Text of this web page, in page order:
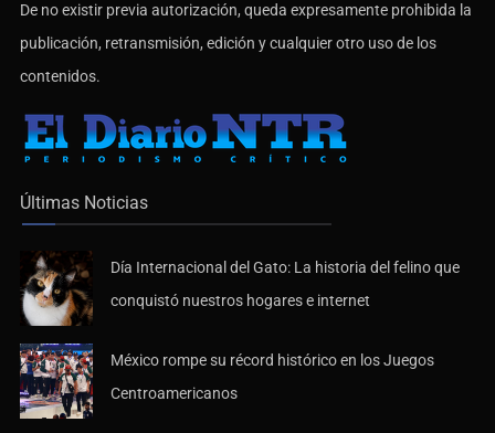
De no existir previa autorización, queda expresamente prohibida la
publicación, retransmisión, edición y cualquier otro uso de los
contenidos.
Últimas Noticias
Día Internacional del Gato: La historia del felino que
conquistó nuestros hogares e internet
México rompe su récord histórico en los Juegos
Centroamericanos